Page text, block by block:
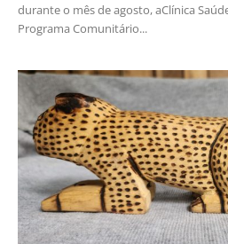
durante o mês de agosto, aClínica
Programa Comunitário...